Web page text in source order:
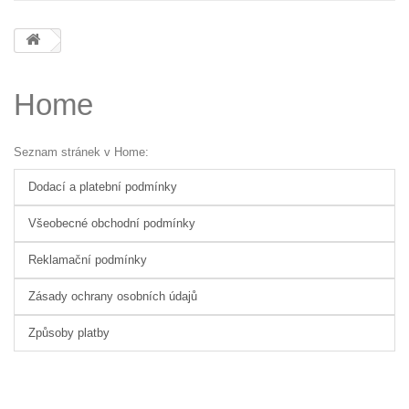
Home
Seznam stránek v Home:
Dodací a platební podmínky
Všeobecné obchodní podmínky
Reklamační podmínky
Zásady ochrany osobních údajů
Způsoby platby